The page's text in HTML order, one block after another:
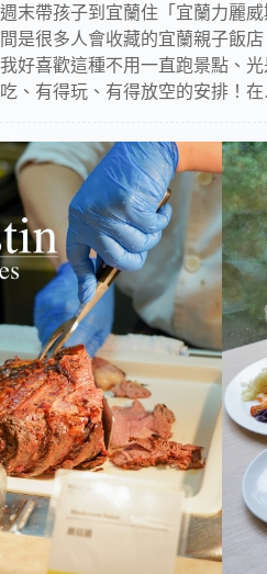
週末帶孩子到宜蘭住「宜蘭力麗
間是很多人會收藏的宜蘭親子飯
我好喜歡這種不用一直跑景點、
吃、有得玩、有得放空的安排！